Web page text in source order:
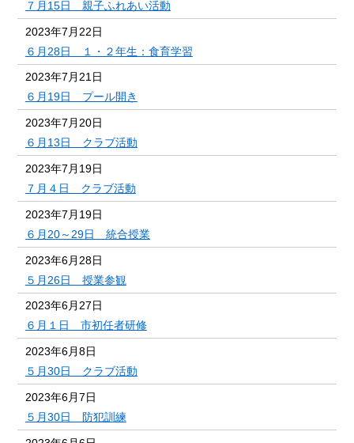
７月15日 親子ふれあい活動
2023年7月22日
６月28日 １・２年生：食育学習
2023年7月21日
６月19日 プール開き
2023年7月20日
６月13日 クラブ活動
2023年7月19日
７月４日 クラブ活動
2023年7月19日
６月20～29日 統合授業
2023年6月28日
５月26日 授業参観
2023年6月27日
６月１日 市初任者研修
2023年6月8日
５月30日 クラブ活動
2023年6月7日
５月30日 防犯訓練